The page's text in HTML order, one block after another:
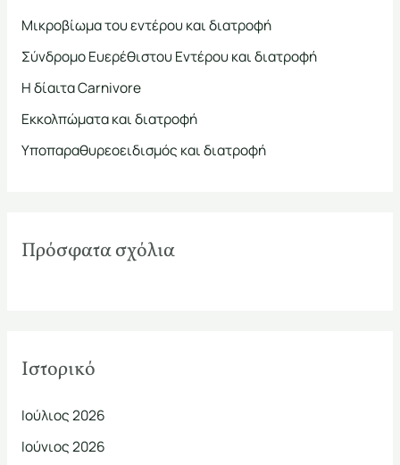
σ
η
γ
ι
Μικροβίωμα του εντέρου και διατροφή
Σύνδρομο Ευερέθιστου Εντέρου και διατροφή
Η δίαιτα Carnivore
Εκκολπώματα και διατροφή
Υποπαραθυρεοειδισμός και διατροφή
Πρόσφατα σχόλια
Ιστορικό
Ιούλιος 2026
Ιούνιος 2026